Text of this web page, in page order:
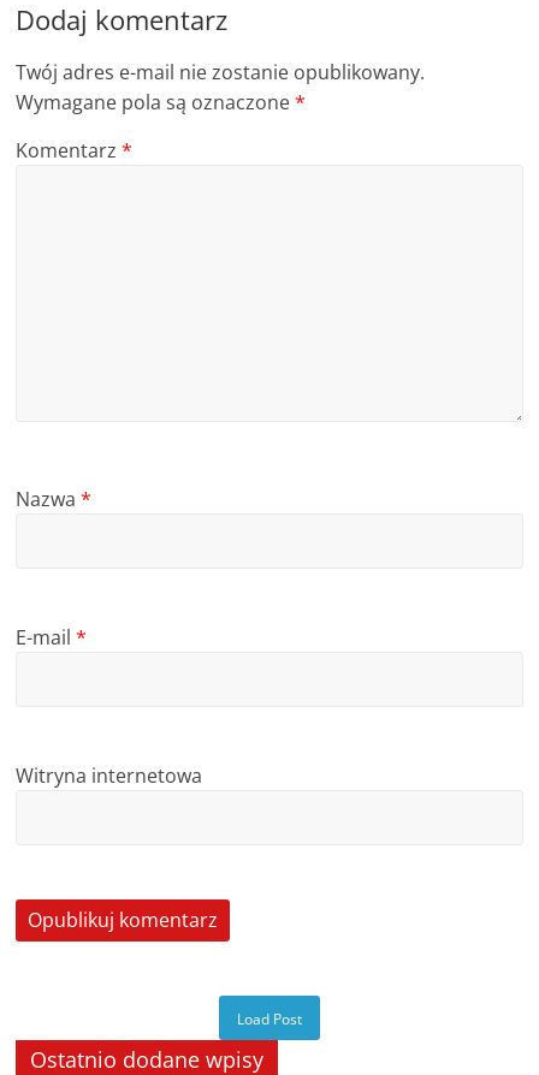
Dodaj komentarz
Twój adres e-mail nie zostanie opublikowany.
Wymagane pola są oznaczone*
Komentarz*
Nazwa*
E-mail*
Witryna internetowa
Load Post
Ostatnio dodane wpisy